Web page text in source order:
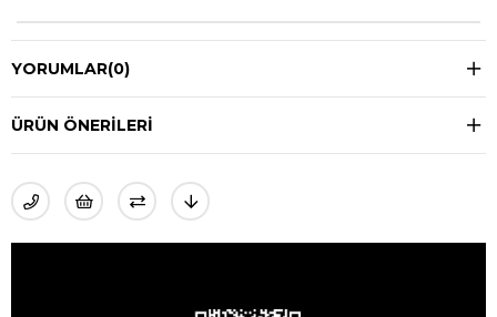
YORUMLAR(0)
ÜRÜN ÖNERILERI